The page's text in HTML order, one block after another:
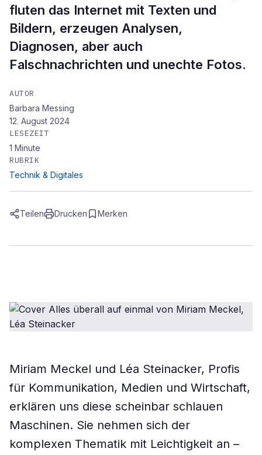
fluten das Internet mit Texten und
Bildern, erzeugen Analysen,
Diagnosen, aber auch
Falschnachrichten und unechte Fotos.
AUTOR
Barbara Messing
12. August 2024
LESEZEIT
1 Minute
RUBRIK
Technik & Digitales
Teilen Drucken Merken
Miriam Meckel und Léa Steinacker, Profis
für Kommunikation, Medien und Wirtschaft,
erklären uns diese scheinbar schlauen
Maschinen. Sie nehmen sich der
komplexen Thematik mit Leichtigkeit an –